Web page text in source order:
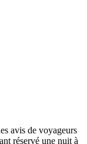
avis de voyageurs
réservé une nuit à